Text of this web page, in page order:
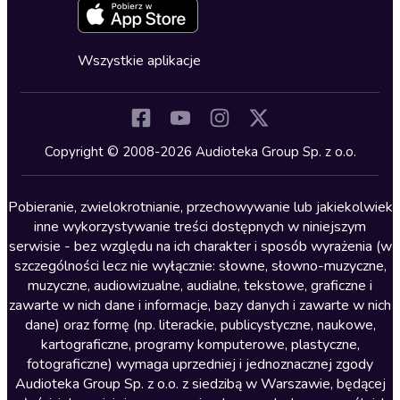
Kryminały
Lektury szkolne
Literatura anglojęzyczna
Literatura faktu
Literatura obyczajowa
Literatura piękna obca
Literatura piękna polska
Nagrania relaksacyjne
Nauka języków
Zapowiedzi
Cykle audiobooków
Wszystkie aplikacje
Copyright © 2008-2026 Audioteka Group Sp. z o.o.
Pobieranie, zwielokrotnianie, przechowywanie lub jakiekolwiek
inne wykorzystywanie treści dostępnych w niniejszym
serwisie - bez względu na ich charakter i sposób wyrażenia (w
szczególności lecz nie wyłącznie: słowne, słowno-muzyczne,
muzyczne, audiowizualne, audialne, tekstowe, graficzne i
zawarte w nich dane i informacje, bazy danych i zawarte w nich
dane) oraz formę (np. literackie, publicystyczne, naukowe,
kartograficzne, programy komputerowe, plastyczne,
fotograficzne) wymaga uprzedniej i jednoznacznej zgody
Audioteka Group Sp. z o.o. z siedzibą w Warszawie, będącej